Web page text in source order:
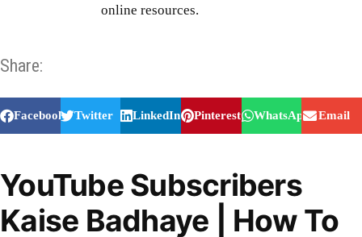
online resources.
Share:
Facebook Twitter LinkedIn Pinterest WhatsApp Email
YouTube Subscribers
Kaise Badhaye | How To